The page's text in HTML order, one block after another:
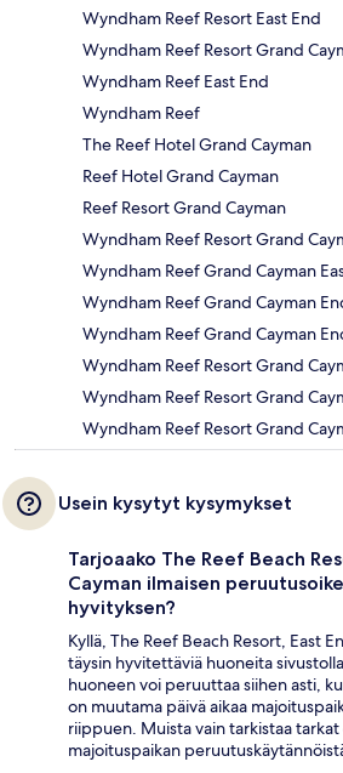
Wyndham Reef Resort East End
Wyndham Reef Resort Grand
Wyndham Reef East End
Wyndham Reef
The Reef Hotel Grand Cayman
Reef Hotel Grand Cayman
Reef Resort Grand Cayman
Wyndham Reef Resort Grand
Wyndham Reef Grand Cayman
Wyndham Reef Grand Cayman
Wyndham Reef Grand Cayman
Wyndham Reef Resort Grand
Wyndham Reef Resort Grand
Wyndham Reef Resort Grand
Usein kysytyt kysymykset
Tarjoaako The Reef Beach
Cayman ilmaisen
hyvityksen?
Kyllä, The Reef Beach Resort, East
täysin hyvitettäviä huoneita
huoneen voi peruuttaa siihen asti,
on muutama päivä aikaa
riippuen. Muista vain tarkistaa
majoituspaikan